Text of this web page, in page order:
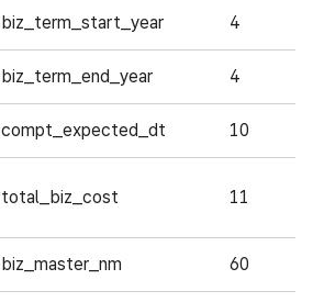
biz_term_start_year 4
biz_term_end_year 4
compt_expected_dt 10
total_biz_cost 11
biz_master_nm 60